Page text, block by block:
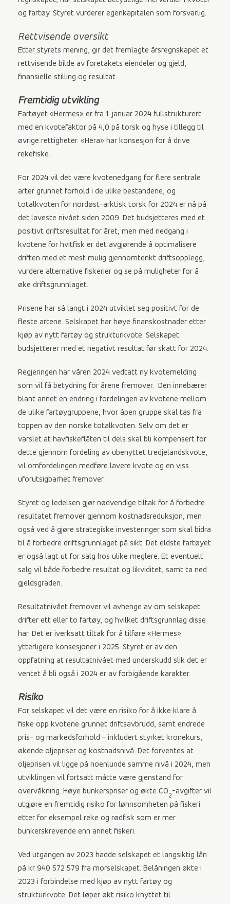
og fartøy. Styret vurderer egenkapitalen som forsvarlig.
Rettvisende oversikt
Etter styrets mening, gir det fremlagte årsregnskapet et
rettvisende bilde av foretakets eiendeler og gjeld,
finansielle stilling og resultat.
Fremtidig utvikling
Fartøyet «Hermes» er fra 1. januar 2024 fullstrukturert
med en kvotefaktor på 4,0 på torsk og hyse i tillegg til
øvrige rettigheter. «Hera» har konsesjon for å drive
rekefiske.
For 2024 vil det være kvotenedgang for flere sentrale
arter grunnet forhold i de ulike bestandene, og
totalkvoten for nordøst-arktisk torsk for 2024 er nå på
det laveste nivået siden 2009. Det budsjetteres med et
positivt driftsresultat for året, men med nedgang i
kvotene for hvitfisk er det avgjørende å optimalisere
driften med et mest mulig gjennomtenkt driftsopplegg,
vurdere alternative fiskerier og se på muligheter for å
øke driftsgrunnlaget.
Prisene har så langt i 2024 utviklet seg positivt for de
fleste artene. Selskapet har høye finanskostnader etter
kjøp av nytt fartøy og strukturkvote. Selskapet
budsjetterer med et negativt resultat før skatt for 2024.
Regjeringen har våren 2024 vedtatt ny kvotemelding
som vil få betydning for årene fremover. Den innebærer
blant annet en endring i fordelingen av kvotene mellom
de ulike fartøygruppene, hvor åpen gruppe skal tas fra
toppen av den norske totalkvoten. Selv om det er
varslet at havfiskeflåten til dels skal bli kompensert for
dette gjennom fordeling av ubenyttet tredjelandskvote,
vil omfordelingen medføre lavere kvote og en viss
uforutsigbarhet fremover.
Styret og ledelsen gjør nødvendige tiltak for å forbedre
resultatet fremover gjennom kostnadsreduksjon, men
også ved å gjøre strategiske investeringer som skal bidra
til å forbedre driftsgrunnlaget på sikt. Det eldste fartøyet
er også lagt ut for salg hos ulike meglere. Et eventuelt
salg vil både forbedre resultat og likviditet, samt ta ned
gjeldsgraden.
Resultatnivået fremover vil avhenge av om selskapet
drifter ett eller to fartøy, og hvilket driftsgrunnlag disse
har. Det er iverksatt tiltak for å tilføre «Hermes»
ytterligere konsesjoner i 2025. Styret er av den
oppfatning at resultatnivået med underskudd slik det er
ventet å bli også i 2024 er av forbigående karakter.
Risiko
For selskapet vil det være en risiko for å ikke klare å
fiske opp kvotene grunnet driftsavbrudd, samt endrede
pris- og markedsforhold – inkludert styrket kronekurs,
økende oljepriser og kostnadsnivå. Det forventes at
oljeprisen vil ligge på noenlunde samme nivå i 2024, men
utviklingen vil fortsatt måtte være gjenstand for
overvåkning. Høye bunkerspriser og økte CO
2
-avgifter vil
utgjøre en fremtidig risiko for lønnsomheten på fiskeri
etter for eksempel reke og rødfisk som er mer
bunkerskrevende enn annet fiskeri.
Ved utgangen av 2023 hadde selskapet et langsiktig lån
på kr 940 572 579 fra morselskapet. Belåningen økte i
2023 i forbindelse med kjøp av nytt fartøy og
strukturkvote. Det løper økt risiko knyttet til